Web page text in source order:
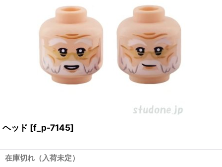
ヘッド [f_p-7145]
在庫切れ（入荷未定）